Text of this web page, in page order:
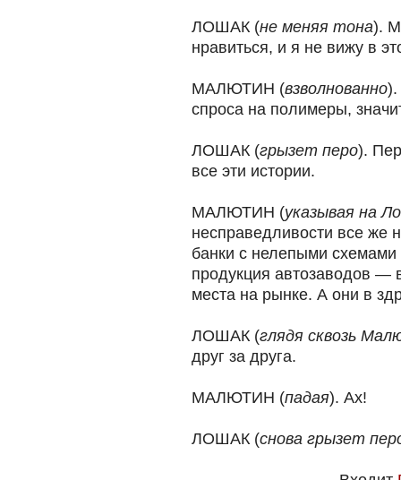
ЛОШАК (не меняя тона).
нравиться, и я не вижу в
МАЛЮТИН (взволнованно).
спроса на полимеры,
ЛОШАК (грызет перо).
все эти истории.
МАЛЮТИН (указывая на
несправедливости все же
банки с нелепыми схемами
продукция автозаводов —
места на рынке. А они в
ЛОШАК (глядя сквозь
друг за друга.
МАЛЮТИН (падая). Ах!
ЛОШАК (снова грызет